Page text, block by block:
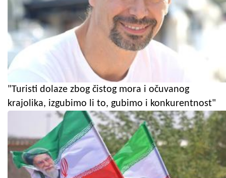
"Turisti dolaze zbog čistog mora i očuvanog
krajolika, izgubimo li to, gubimo i konkurentnost"